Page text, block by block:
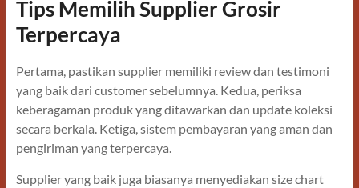
Tips Memilih Supplier Grosir
Terpercaya
Pertama, pastikan supplier memiliki review dan testimoni
yang baik dari customer sebelumnya. Kedua, periksa
keberagaman produk yang ditawarkan dan update koleksi
secara berkala. Ketiga, sistem pembayaran yang aman dan
pengiriman yang terpercaya.
Supplier yang baik juga biasanya menyediakan size chart